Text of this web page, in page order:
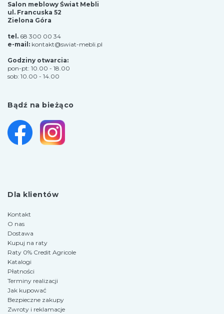
Salon meblowy Świat Mebli
ul. Francuska 52
Zielona Góra
tel. 68 300 00 34
e-mail: kontakt@swiat-mebli.pl
Godziny otwarcia:
pon-pt: 10.00 - 18.00
sob: 10.00 - 14.00
Bądź na bieżąco
Dla klientów
Kontakt
O nas
Dostawa
Kupuj na raty
Raty 0% Credit Agricole
Katalogi
Płatności
Terminy realizacji
Jak kupować
Bezpieczne zakupy
Zwroty i reklamacje